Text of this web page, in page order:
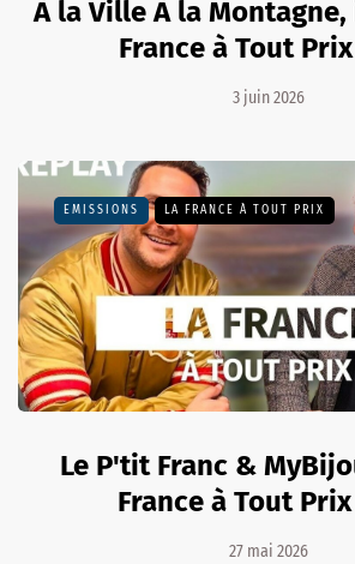
À la Ville À la
France à Tout
3 juin 2026
EMISSIONS LA FRANCE À TOUT PRIX
Le P'tit Franc &
France à Tout
27 mai 2026